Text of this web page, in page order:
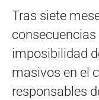
Tras siete
imposibilidad
masivos en el
responsables